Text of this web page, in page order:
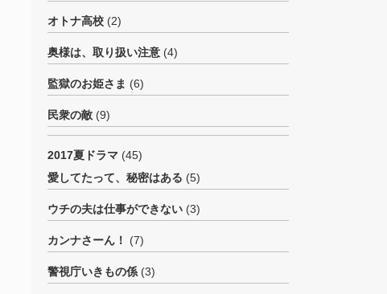
オトナ高校 (2)
奥様は、取り扱い注意 (4)
監獄のお姫さま (6)
民衆の敵 (9)
2017夏ドラマ (45)
愛してたって、秘密はある (5)
ウチの夫は仕事ができない (3)
カンナさーん！ (7)
警視庁いきもの係 (3)